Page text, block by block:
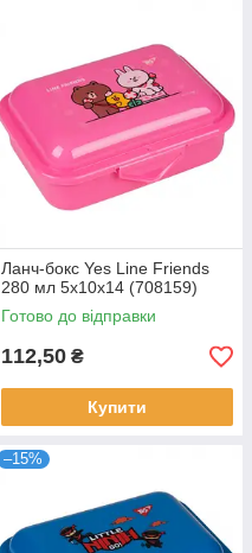
Ланч-бокс Yes Line Friends
280 мл 5х10х14 (708159)
Готово до відправки
112,50 ₴
Купити
–15%